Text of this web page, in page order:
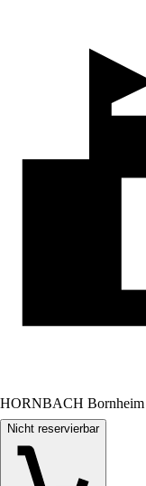
HORNBACH Bornheim
Nicht reservierbar